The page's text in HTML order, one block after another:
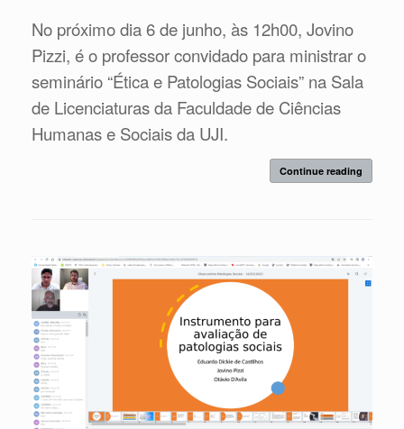
No próximo dia 6 de junho, às 12h00, Jovino
Pizzi, é o professor convidado para ministrar o
seminário “Ética e Patologias Sociais” na Sala
de Licenciaturas da Faculdade de Ciências
Humanas e Sociais da UJI.
Continue reading